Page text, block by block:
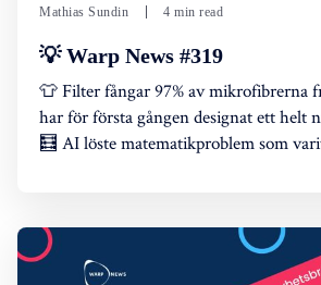
Mathias Sundin 4 min read
💡 Warp News #319
👕 Filter fångar 97% av mikrofibrerna
har för första gången designat ett helt
🧮 AI löste matematikproblem som